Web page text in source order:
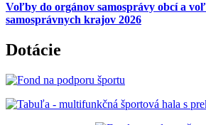
Voľby do orgánov samosprávy obcí a
samosprávnych krajov 2026
Dotácie